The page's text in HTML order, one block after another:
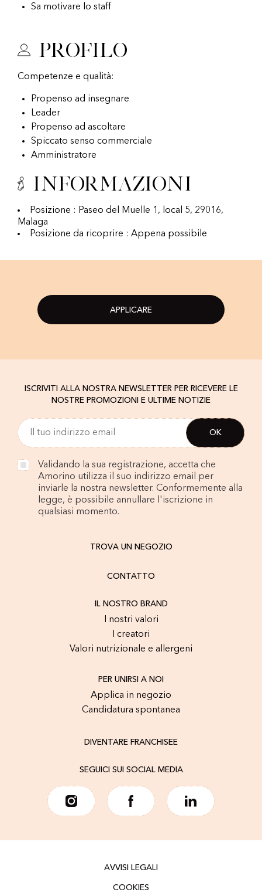
Sa motivare lo staff
Profilo
Competenze e qualità:
Propenso ad insegnare
Leader
Propenso ad ascoltare
Spiccato senso commerciale
Amministratore
Informazioni
Posizione : Paseo del Muelle 1, local 5, 29016,
Malaga
Posizione da ricoprire : Appena possibile
APPLICARE
ISCRIVITI ALLA NOSTRA NEWSLETTER PER RICEVERE LE
NOSTRE PROMOZIONI E ULTIME NOTIZIE
Validando la sua registrazione, accetta che
Amorino utilizza il suo indirizzo email per
inviarle la nostra newsletter. Conformemente alla
legge, è possibile annullare l'iscrizione in
qualsiasi momento.
TROVA UN NEGOZIO
CONTATTO
IL NOSTRO BRAND
I nostri valori
I creatori
Valori nutrizionale e allergeni
PER UNIRSI A NOI
Applica in negozio
Candidatura spontanea
DIVENTARE FRANCHISEE
SEGUICI SUI SOCIAL MEDIA
AVVISI LEGALI
COOKIES